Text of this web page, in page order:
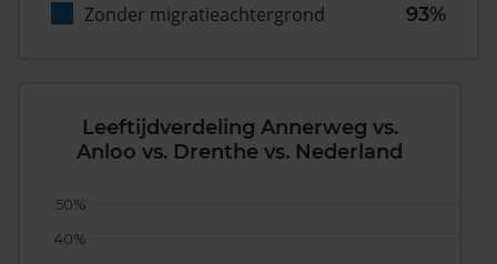
Zonder migratieachtergrond
93%
Leeftijdverdeling Annerweg vs.
Anloo vs. Drenthe vs. Nederland
40%
50%